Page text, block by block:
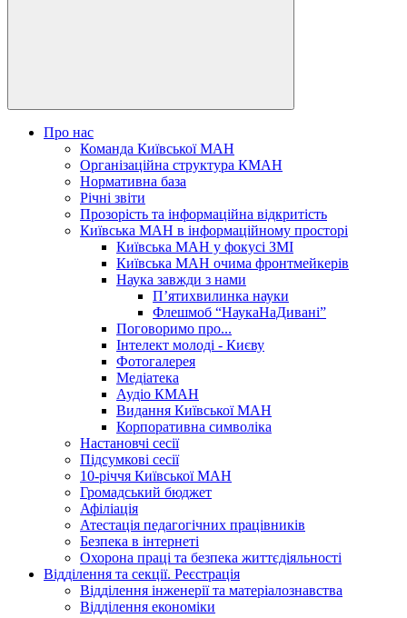
Про нас
Команда Київської МАН
Організаційна структура КМАН
Нормативна база
Річні звіти
Прозорість та інформаційна відкритість
Київська МАН в інформаційному просторі
Київська МАН у фокусі ЗМІ
Київська МАН очима фронтмейкерів
Наука завжди з нами
П’ятихвилинка науки
Флешмоб “НаукаНаДивані”
Поговоримо про...
Інтелект молоді - Києву
Фотогалерея
Медіатека
Аудіо КМАН
Видання Київської МАН
Корпоративна символіка
Настановчі сесії
Підсумкові сесії
10-річчя Київської МАН
Громадський бюджет
Афіліація
Атестація педагогічних працівників
Безпека в інтернеті
Охорона праці та безпека життєдіяльності
Відділення та секції. Реєстрація
Відділення інженерії та матеріалознавства
Відділення економіки